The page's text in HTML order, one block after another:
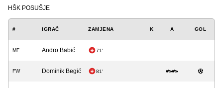
HŠK POSUŠJE
# IGRAČ ZAMJENA K A GOL
MF Andro Babić 71'
FW Dominik Begić 81'